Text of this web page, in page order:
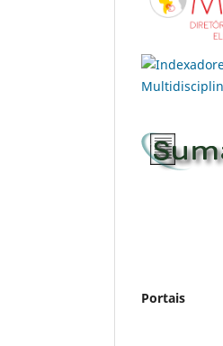
Portais